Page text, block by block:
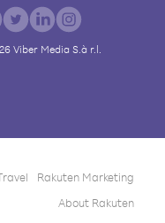
Viber Media S.à r.l.
Rakuten Marketing
About Rakuten